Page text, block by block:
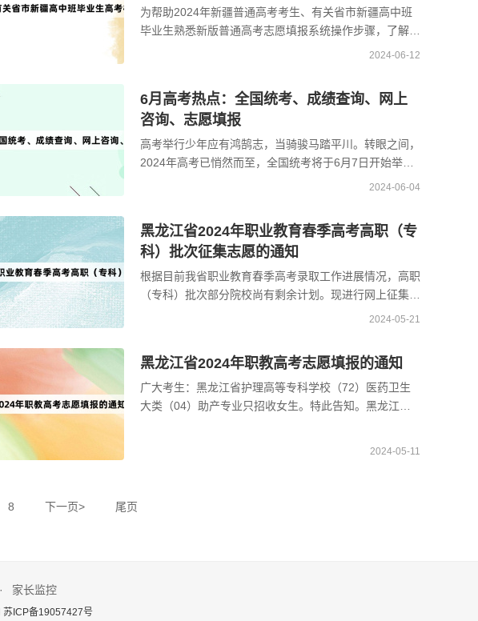
为帮助2024年新疆普通高考考生、有关省市新疆高中班
毕业生熟悉新版普通高考志愿填报系统操作步骤，了解志
愿填报流程和填报方法，2024年6月11日至6月17日面向
2024-06-12
6月高考热点：全国统考、成绩查询、网上
咨询、志愿填报
高考举行少年应有鸿鹄志，当骑骏马踏平川。转眼之间，
2024年高考已悄然而至，全国统考将于6月7日开始举
行。阳光高考信息平台预祝2024高考学子金榜题名，考
2024-06-04
黑龙江省2024年职业教育春季高考高职（专
科）批次征集志愿的通知
根据目前我省职业教育春季高考录取工作进展情况，高职
（专科）批次部分院校尚有剩余计划。现进行网上征集志
愿，网上征集志愿时间：5月19日12时开始至5月20日10
2024-05-21
黑龙江省2024年职教高考志愿填报的通知
广大考生：黑龙江省护理高等专科学校（72）医药卫生
大类（04）助产专业只招收女生。特此告知。黑龙江省
2024-05-11
8 下一页> 尾页
家长监控
苏ICP备19057427号